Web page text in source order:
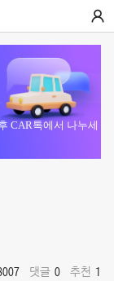
CAR톡에서 나누세
댓글 0 추천 1